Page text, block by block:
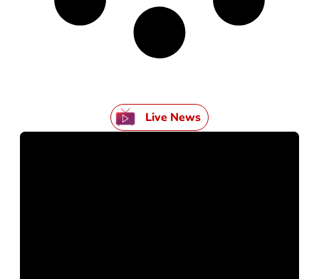
Live News